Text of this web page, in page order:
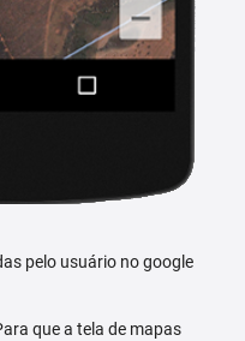
pelo usuário no google
que a tela de mapas